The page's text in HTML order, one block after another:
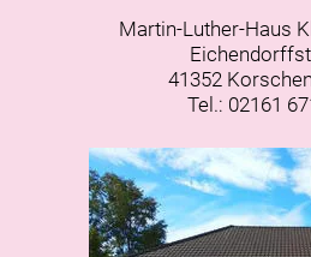
Martin-Luther-Haus
41352
Tel.: 02161